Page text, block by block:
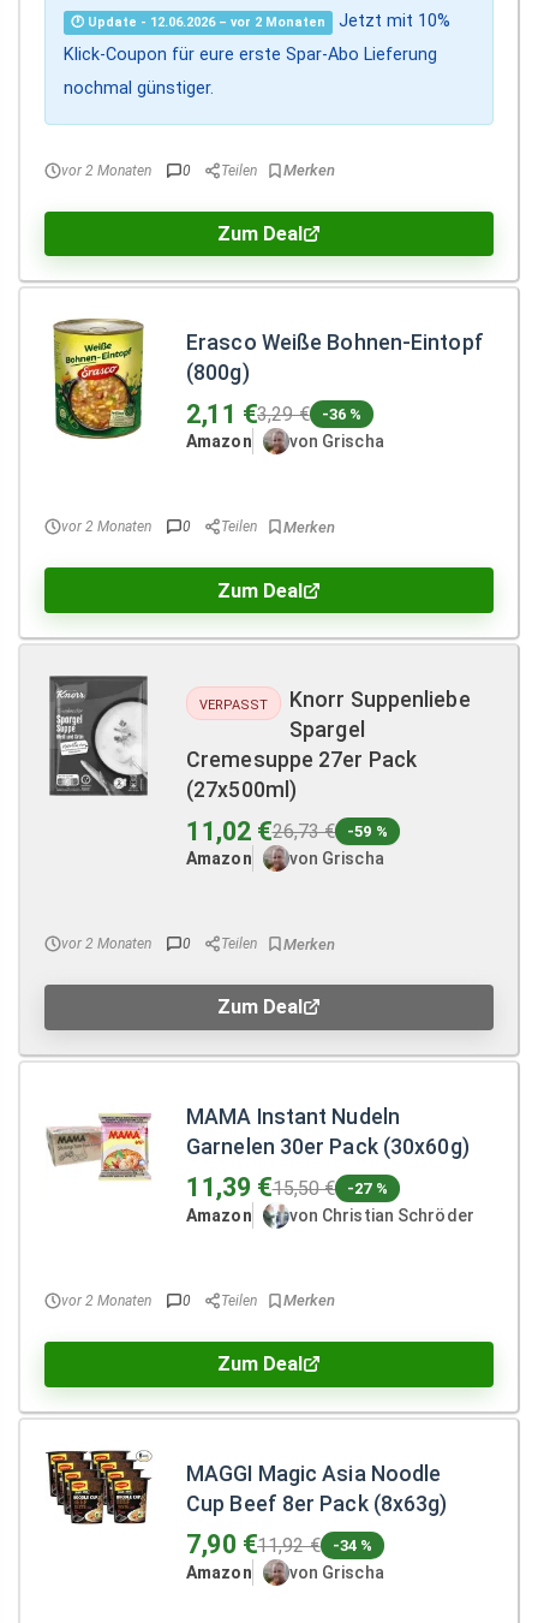
🕐 Update - 12.06.2026 – vor 2 Monaten
Jetzt mit 10%
Klick-Coupon für eure erste Spar-Abo Lieferung
nochmal günstiger.
vor 2 Monaten 0 Teilen
Zum Deal
Erasco Weiße Bohnen-Eintopf
(800g)
2,11 €3,29 € -36 %
Amazon von Grischa
vor 2 Monaten 0 Teilen
Zum Deal
VERPASST
Knorr Suppenliebe
Spargel
Cremesuppe 27er Pack
(27x500ml)
11,02 €26,73 € -59 %
Amazon von Grischa
vor 2 Monaten 0 Teilen
Zum Deal
MAMA Instant Nudeln
Garnelen 30er Pack (30x60g)
11,39 €15,50 € -27 %
Amazon von Christian Schröder
vor 2 Monaten 0 Teilen
Zum Deal
MAGGI Magic Asia Noodle
Cup Beef 8er Pack (8x63g)
7,90 €11,92 € -34 %
Amazon von Grischa